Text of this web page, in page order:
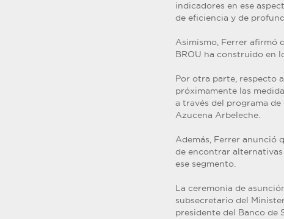
indicadores en ese
de eficiencia y de
Asimismo, Ferrer afirmó
BROU ha construido en
Por otra parte, respecto
próximamente las
a través del programa de
Azucena Arbeleche.
Además, Ferrer anunció
de encontrar
ese segmento.
La ceremonia de
subsecretario del
presidente del Banco de